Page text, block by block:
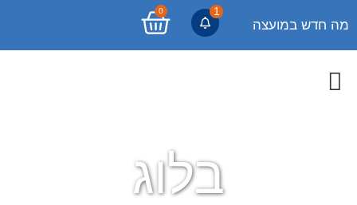
מה חדש במועצה
1
0
בלוג